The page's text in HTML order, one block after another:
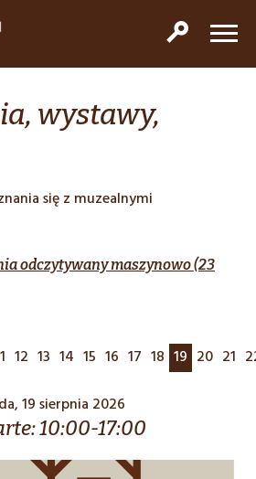
wystawy,
się z muzealnymi
odczytywany maszynowo (23
12 13 14 15 16 17 18 19 20 21
19 sierpnia 2026
10:00-17:00